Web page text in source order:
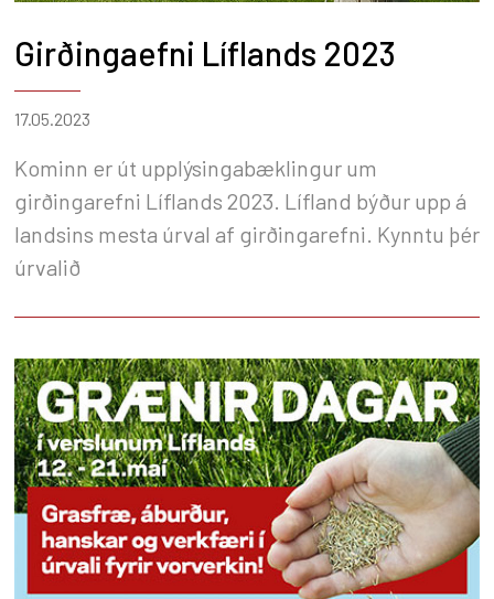
Girðingaefni Líflands 2023
17.05.2023
Kominn er út upplýsingabæklingur um
girðingarefni Líflands 2023. Lífland býður upp á
landsins mesta úrval af girðingarefni. Kynntu þér
úrvalið